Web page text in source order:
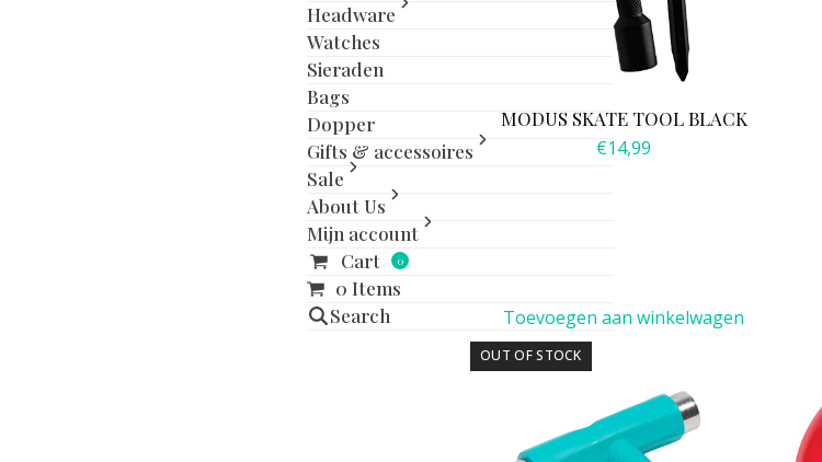
Headware
Watches
Sieraden
Bags
Dopper
Gifts & accessoires
Sale
About Us
Mijn account
Cart
0
0 Items
Search
MODUS SKATE TOOL BLACK
€14,99
Toevoegen aan winkelwagen
OUT OF STOCK